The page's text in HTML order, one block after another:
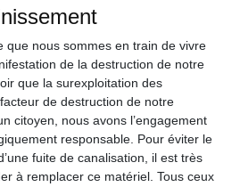
que nous sommes en train de vivre
de la destruction de notre
que la surexploitation des
de destruction de notre
citoyen, nous avons l’engagement
responsable. Pour éviter le
fuite de canalisation, il est très
à remplacer ce matériel. Tous ceux